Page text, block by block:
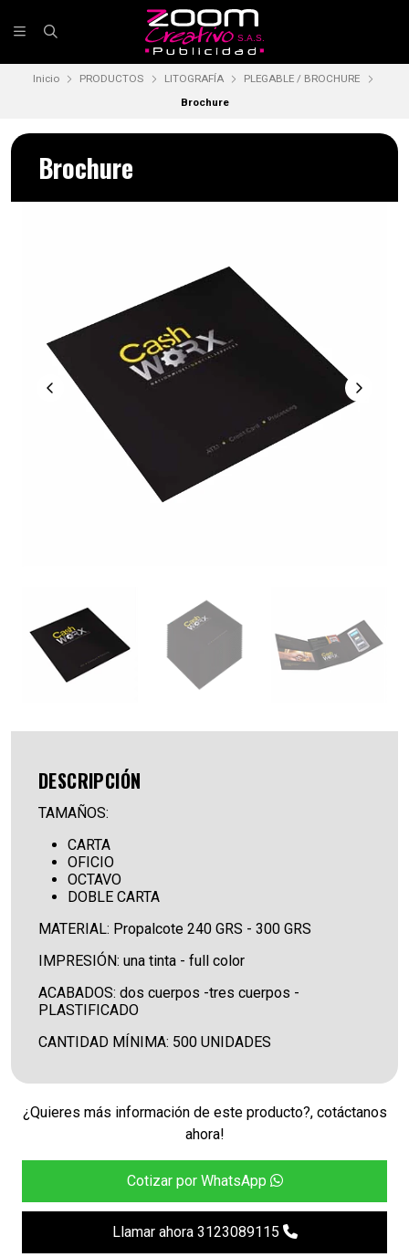
Inicio PRODUCTOS LITOGRAFÍA
PLEGABLE / BROCHURE
Brochure
Brochure
DESCRIPCIÓN
TAMAÑOS:
CARTA
OFICIO
OCTAVO
DOBLE CARTA
MATERIAL: Propalcote 240 GRS - 300 GRS
IMPRESIÓN: una tinta - full color
ACABADOS: dos cuerpos -tres cuerpos -
PLASTIFICADO
CANTIDAD MÍNIMA: 500 UNIDADES
¿Quieres más información de este producto?, cotáctanos
ahora!
Cotizar por WhatsApp
Llamar ahora 3123089115